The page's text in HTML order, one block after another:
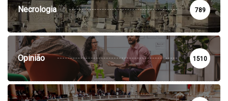
Necrologia 789
Opinião 1510